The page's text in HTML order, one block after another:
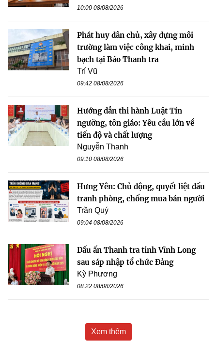
10:00 08/08/2026
Phát huy dân chủ, xây dựng môi
trường làm việc công khai, minh
bạch tại Báo Thanh tra
Trí Vũ
09:42 08/08/2026
Hướng dẫn thi hành Luật Tín
ngưỡng, tôn giáo: Yêu cầu lớn về
tiến độ và chất lượng
Nguyễn Thanh
09:10 08/08/2026
Hưng Yên: Chủ động, quyết liệt đấu
tranh phòng, chống mua bán người
Trần Quý
09:04 08/08/2026
Dấu ấn Thanh tra tỉnh Vĩnh Long
sau sáp nhập tổ chức Đảng
Kỳ Phương
08:22 08/08/2026
Xem thêm